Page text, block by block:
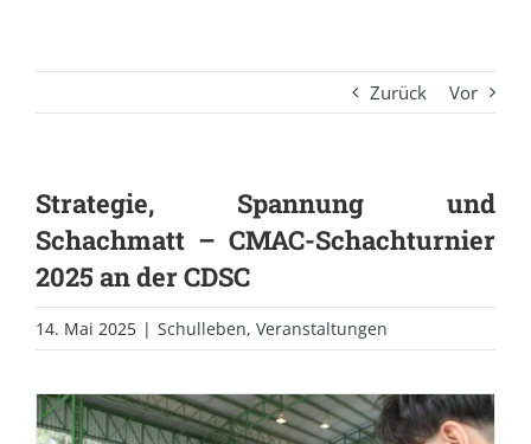
Zurück Vor
Strategie, Spannung und
Schachmatt – CMAC-Schachturnier
2025 an der CDSC
14. Mai 2025 | Schulleben, Veranstaltungen